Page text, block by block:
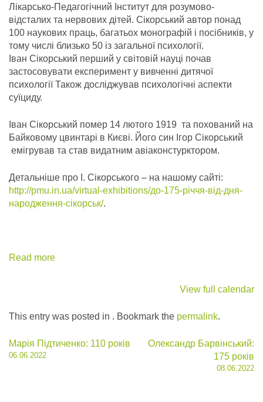
Лікарсько-Педагогічний Інститут для розумово-
відсталих та нервових дітей. Сікорський автор понад
100 наукових праць, багатьох монографій і посібників, у
тому числі близько 50 із загальної психології.
Іван Сікорський перший у світовій науці почав
застосовувати експеримент у вивченні дитячої
психології Також досліджував психологічні аспекти
суїциду.
Іван Сікорський помер 14 лютого 1919 та похований на
Байковому цвинтарі в Києві. Його син Ігор Сікорський
емігрував та став видатним авіаконстурктором.
Детальніше про І. Сікорського – на нашому сайті:
http://pmu.in.ua/virtual-exhibitions/до-175-річчя-від-дня-
народження-сікорськ/.
Read more
View full calendar
This entry was posted in . Bookmark the permalink.
Post
Марія Підтиченко: 110 років
06.06.2022
Олександр Барвінський:
175 років
08.06.2022